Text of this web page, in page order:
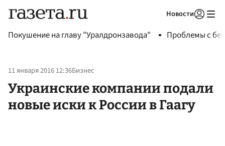
Новости
Покушение на главу "Уралдронзавода" Проблемы с
11 января 2016 12:36Бизнес
Украинские компании подали
новые иски к России в Гаагу